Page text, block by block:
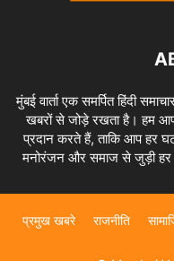
मुंबई वार्ता एक समर्पित हिंदी
खबरों से जोड़े रखता है। हम
प्रदान करते हैं, ताकि आप हर
मनोरंजन और समाज से जुड़ी हर
प्रमुख खबरे राजनीति